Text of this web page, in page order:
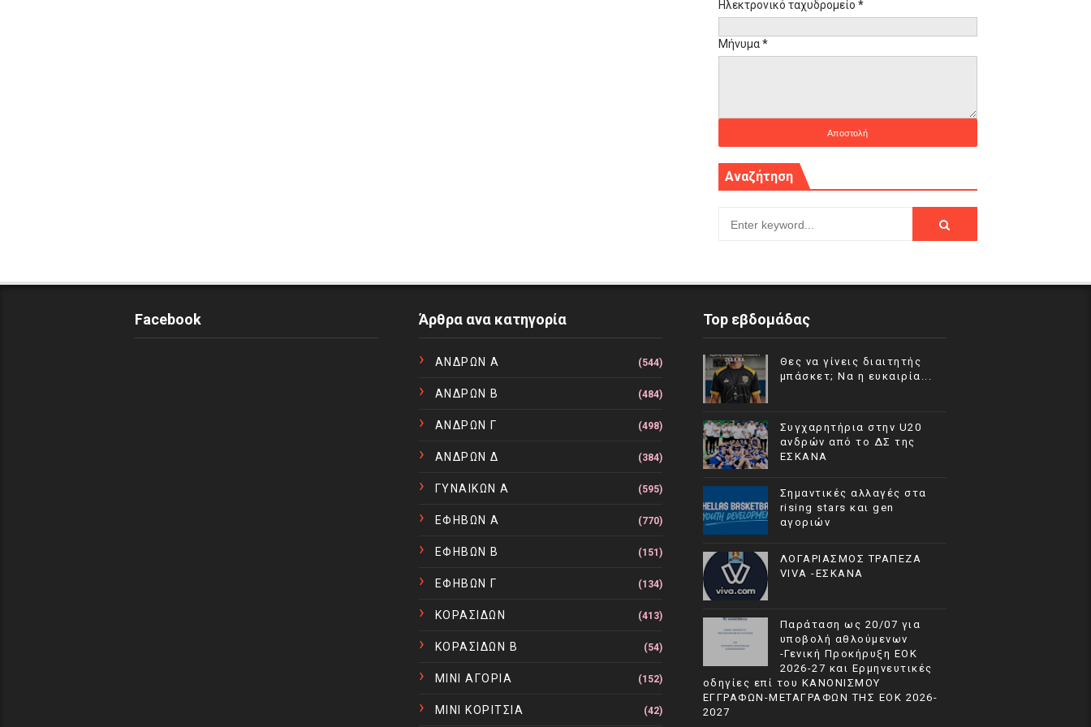
Ηλεκτρονικό ταχυδρομείο *
Μήνυμα*
Αναζήτηση
Facebook Άρθρα ανα κατηγορία
ΑΝΔΡΩΝ Α (544)
ΑΝΔΡΩΝ Β (484)
ΑΝΔΡΩΝ Γ (498)
ΑΝΔΡΩΝ Δ (384)
ΓΥΝΑΙΚΩΝ Α (595)
ΕΦΗΒΩΝ Α (770)
ΕΦΗΒΩΝ Β (151)
ΕΦΗΒΩΝ Γ (134)
ΚΟΡΑΣΙΔΩΝ (413)
ΚΟΡΑΣΙΔΩΝ Β (54)
ΜΙΝΙ ΑΓΟΡΙΑ (152)
ΜΙΝΙ ΚΟΡΙΤΣΙΑ (42)
Top εβδομάδας
Θες να γίνεις διαιτητής
μπάσκετ; Να η ευκαιρία...
Συγχαρητήρια στην U20
ανδρών από το ΔΣ της
ΕΣΚΑΝΑ
Σημαντικές αλλαγές στα
rising stars και gen
αγοριών
ΛΟΓΑΡΙΑΣΜΟΣ ΤΡΑΠΕΖΑ
VIVA -ΕΣΚΑΝΑ
Παράταση ως 20/07 για
υποβολή αθλούμενων
-Γενική Προκήρυξη ΕΟΚ
2026-27 και Ερμηνευτικές
οδηγίες επί του ΚΑΝΟΝΙΣΜΟΥ
ΕΓΓΡΑΦΩΝ-ΜΕΤΑΓΡΑΦΩΝ ΤΗΣ ΕΟΚ 2026-
2027